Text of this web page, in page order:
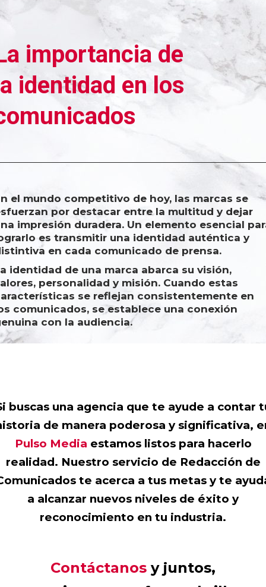
importancia de
identidad en los
el mundo competitivo de hoy, las marcas se
por destacar entre la multitud y dejar
impresión duradera. Un elemento esencial
es transmitir una identidad auténtica y
en cada comunicado de prensa.
identidad de una marca abarca su visión,
personalidad y misión. Cuando estas
se reflejan consistentemente en
comunicados, se establece una conexión
con la audiencia.
buscas una agencia que te ayude a contar
de manera poderosa y significativa,
Pulso Media estamos listos para hacerlo
realidad. Nuestro servicio de Redacción de
te acerca a tus metas y te
a alcanzar nuevos niveles de éxito y
reconocimiento en tu industria.
Contáctanos y juntos,